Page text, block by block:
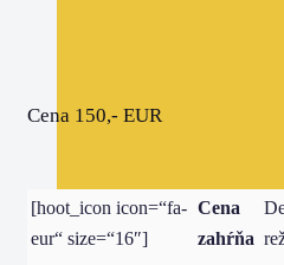
Cena 150,- EUR
[hoot_icon icon=“fa-
eur“ size=“16″]
Cena
zahŕňa